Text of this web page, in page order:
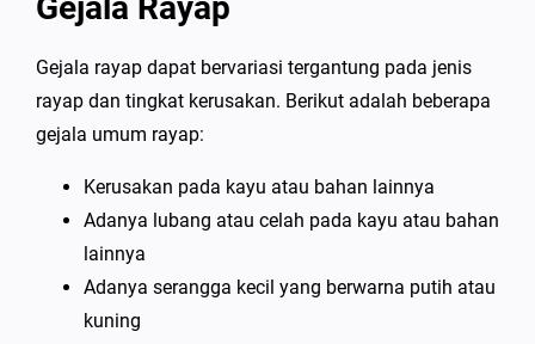
Gejala Rayap
Gejala rayap dapat bervariasi tergantung pada jenis
rayap dan tingkat kerusakan. Berikut adalah beberapa
gejala umum rayap:
Kerusakan pada kayu atau bahan lainnya
Adanya lubang atau celah pada kayu atau bahan
lainnya
Adanya serangga kecil yang berwarna putih atau
kuning